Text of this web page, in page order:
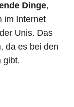
Dinge,
im Internet
Unis. Das
da es bei den
gibt.